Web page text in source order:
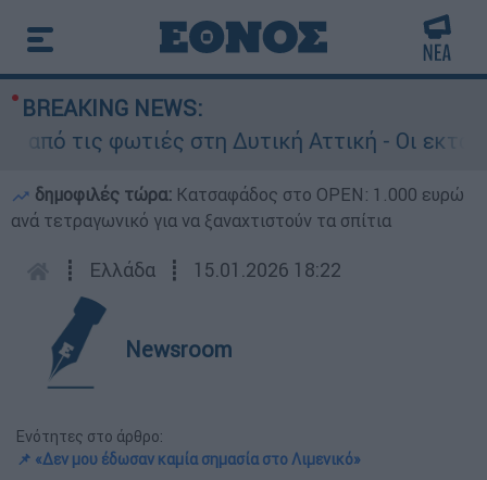
BREAKING NEWS:
τις φωτιές στη Δυτική Αττική - Οι εκτάσεις
δημοφιλές τώρα: Κατσαφάδος στο OPEN: 1.000 ευρώ
ανά τετραγωνικό για να ξαναχτιστούν τα σπίτια
┋ Ελλάδα ┋ 15.01.2026 18:22
Newsroom
Ενότητες στο άρθρο:
📌 «Δεν μου έδωσαν καμία σημασία στο Λιμενικό»